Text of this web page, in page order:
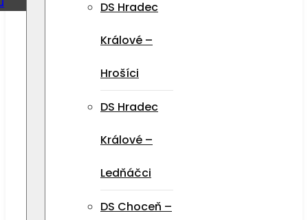
DS Hradec
Králové –
Hrošíci
DS Hradec
Králové –
Ledňáčci
DS Choceň –